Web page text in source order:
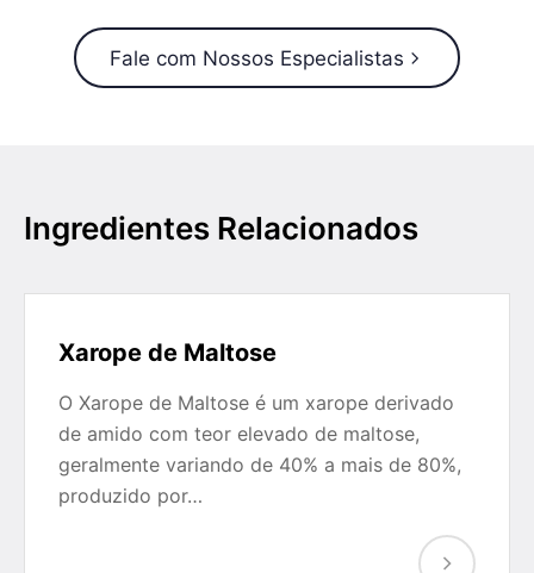
Fale com Nossos Especialistas
Ingredientes Relacionados
Xarope de Maltose
O Xarope de Maltose é um xarope derivado
de amido com teor elevado de maltose,
geralmente variando de 40% a mais de 80%,
produzido por…